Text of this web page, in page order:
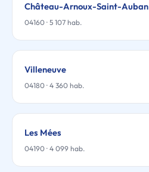
Château-Arnoux-Saint-Auban
04160 · 5 107 hab.
Villeneuve
04180 · 4 360 hab.
Les Mées
04190 · 4 099 hab.